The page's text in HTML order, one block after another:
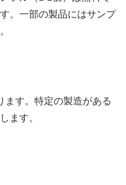
。一部の製品にはサンプ
ます。特定の製造がある
ます。